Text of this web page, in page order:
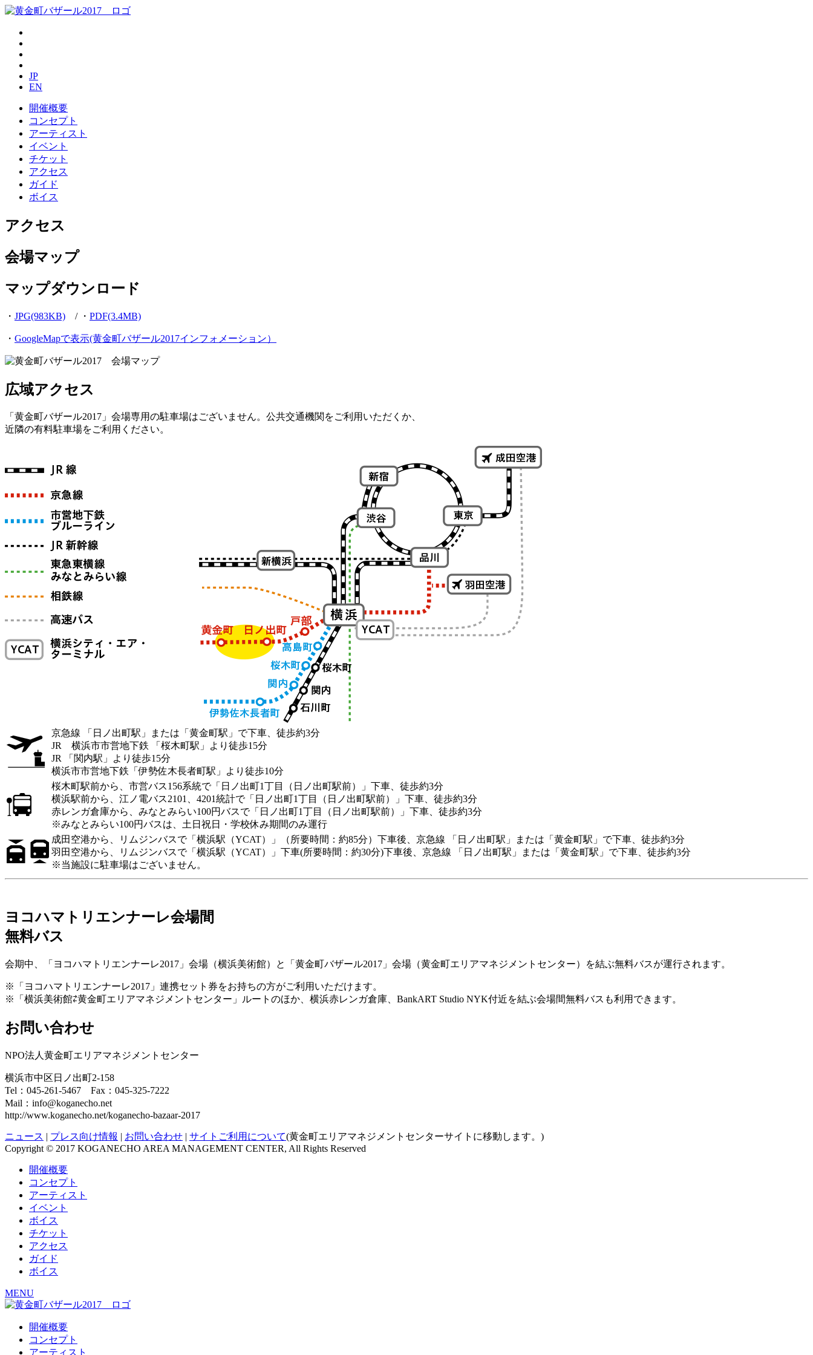
JP
EN
開催概要
コンセプト
アーティスト
イベント
チケット
アクセス
ガイド
ボイス
アクセス
会場マップ
マップダウンロード
・ JPG(983KB) / ・ PDF(3.4MB)
・ GoogleMapで表示(黄金町バザール2017インフォメーション）
広域アクセス
「黄金町バザール2017」会場専用の駐車場はございません。公共交通機関をご利用いただくか、
近隣の有料駐車場をご利用ください。
京急線 「日ノ出町駅」または「黄金町駅」で下車、徒歩約3分
JR 横浜市市営地下鉄 「桜木町駅」より徒歩15分
JR 「関内駅」より徒歩15分
横浜市市営地下鉄「伊勢佐木長者町駅」より徒歩10分
桜木町駅前から、市営バス156系統で「日ノ出町1丁目（日ノ出町駅前）」下車、徒歩約3分
横浜駅前から、江ノ電バス2101、4201統計で「日ノ出町1丁目（日ノ出町駅前）」下車、徒歩約3分
赤レンガ倉庫から、みなとみらい100円バスで「日ノ出町1丁目（日ノ出町駅前）」下車、徒歩約3分
※みなとみらい100円バスは、土日祝日・学校休み期間のみ運行
成田空港から、リムジンバスで「横浜駅（YCAT）」（所要時間：約85分）下車後、京急線 「日ノ出町駅」または「黄金町駅」で下車、徒歩約3分
羽田空港から、リムジンバスで「横浜駅（YCAT）」下車(所要時間：約30分)下車後、京急線 「日ノ出町駅」または「黄金町駅」で下車、徒歩約3分
※当施設に駐車場はございません。
ヨコハマトリエンナーレ会場間
無料バス
会期中、「ヨコハマトリエンナーレ2017」会場（横浜美術館）と「黄金町バザール2017」会場（黄金町エリアマネジメントセンター）を結ぶ無料バスが運行されます。
※「ヨコハマトリエンナーレ2017」連携セット券をお持ちの方がご利用いただけます。
※「横浜美術館⇄黄金町エリアマネジメントセンター」ルートのほか、横浜赤レンガ倉庫、BankART Studio NYK付近を結ぶ会場間無料バスも利用できます。
お問い合わせ
NPO法人黄金町エリアマネジメントセンター
横浜市中区日ノ出町2-158
Tel：045-261-5467 Fax：045-325-7222
Mail：info@koganecho.net
http://www.koganecho.net/koganecho-bazaar-2017
ニュース | プレス向け情報 | お問い合わせ | サイトご利用について(黄金町エリアマネジメントセンターサイトに移動します。)
Copyright © 2017 KOGANECHO AREA MANAGEMENT CENTER, All Rights Reserved
開催概要
コンセプト
アーティスト
イベント
ボイス
チケット
アクセス
ガイド
ボイス
MENU
開催概要
コンセプト
アーティスト